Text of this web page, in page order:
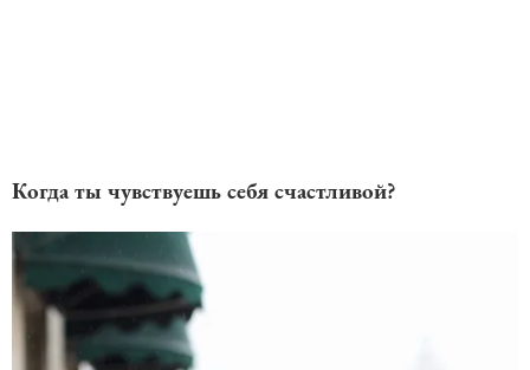
Когда ты чувствуешь себя счастливой?